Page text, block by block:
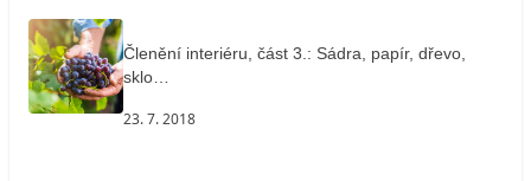
Členění interiéru, část 3.: Sádra, papír, dřevo,
sklo…
23. 7. 2018